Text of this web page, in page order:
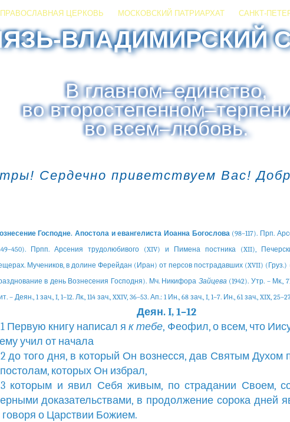
ЦЕРКОВЬ МОСКОВСКИЙ ПАТРИАРХАТ САНКТ-
ВЛАДИМИРСКИЙ
В главном–единство,
во второстепенном–
во всем–любовь.
Сердечно приветствуем Вас!
Господне. Апостола и евангелиста Иоанна Богослова(98–117). Прп.
Прпп. Арсения трудолюбивого (XIV) и Пимена постника (XII),
Мучеников, в долине Ферейдан (Иран) от персов пострадавших (XVII)
в день Вознесения Господня). Мч. Никифора Зайцева(1942). Утр. – Мк.,
– Деян., 1 зач., I, 1–12. Лк., 114 зач., XXIV, 36–53. Ап.: 1 Ин., 68 зач., I, 1–7. Ин., 61 зач., XIX,
Деян. I, 1–12
Первую книгу написал як тебе, Феофил, о всем, что
учил от начала
до того дня, в который Он вознесся, дав Святым Духом
которых Он избрал,
которым и явил Себя живым, по страдании Своем,
доказательствами, в продолжение сорока дней
говоря о Царствии Божием.